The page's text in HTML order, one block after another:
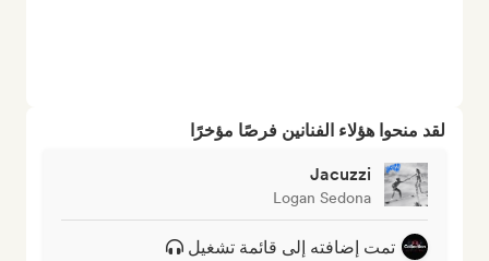
لقد منحوا هؤلاء الفنانين فرصًا مؤخرًا
Jacuzzi
Logan Sedona
تمت إضافته إلى قائمة تشغيل